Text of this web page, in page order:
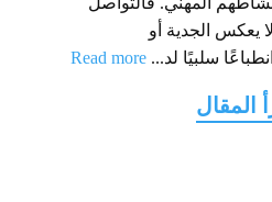
يعكس الجدية أو
سلبيًا لد... Read more